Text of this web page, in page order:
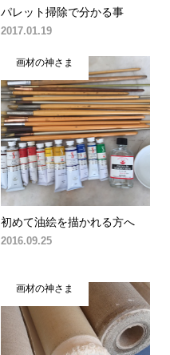
パレット掃除で分かる事
2017.01.19
画材の神さま
初めて油絵を描かれる方へ
2016.09.25
画材の神さま